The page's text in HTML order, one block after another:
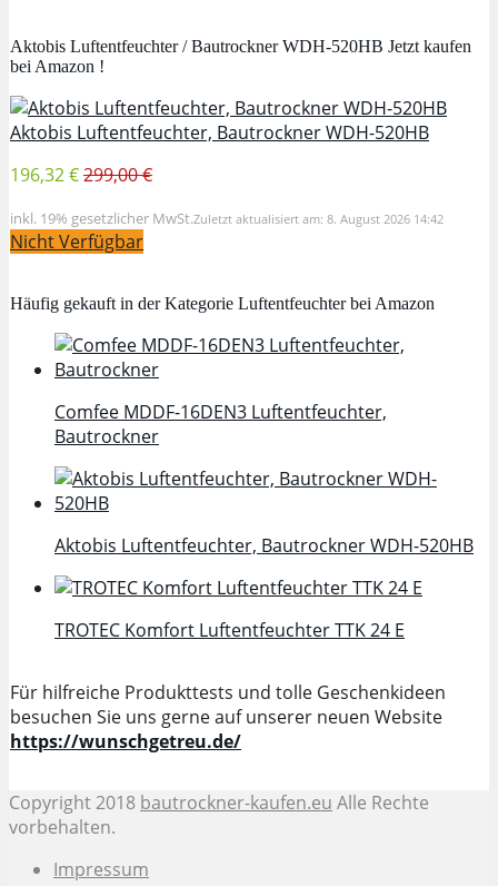
Aktobis Luftentfeuchter / Bautrockner WDH-520HB Jetzt kaufen
bei Amazon !
Aktobis Luftentfeuchter, Bautrockner WDH-520HB
196,32 €299,00 €
inkl. 19% gesetzlicher MwSt.Zuletzt aktualisiert am: 8. August 2026 14:42
Nicht Verfügbar
Häufig gekauft in der Kategorie Luftentfeuchter bei Amazon
Comfee MDDF-16DEN3 Luftentfeuchter,
Bautrockner
Aktobis Luftentfeuchter, Bautrockner WDH-520HB
TROTEC Komfort Luftentfeuchter TTK 24 E
Für hilfreiche Produkttests und tolle Geschenkideen
besuchen Sie uns gerne auf unserer neuen Website
https://wunschgetreu.de/
Copyright 2018 bautrockner-kaufen.eu Alle Rechte
vorbehalten.
Impressum